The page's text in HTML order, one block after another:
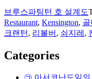
브루스파팅턴 호 설계도
Restaurant, Kensington,
크랜턴 , 리볼버 , 쇠지레 ,
Categories
㉠ 아서코난도일의